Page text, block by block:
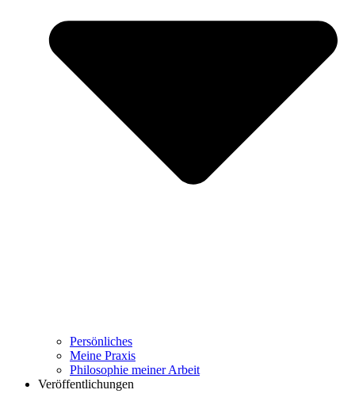
Persönliches
Meine Praxis
Philosophie meiner Arbeit
Veröffentlichungen